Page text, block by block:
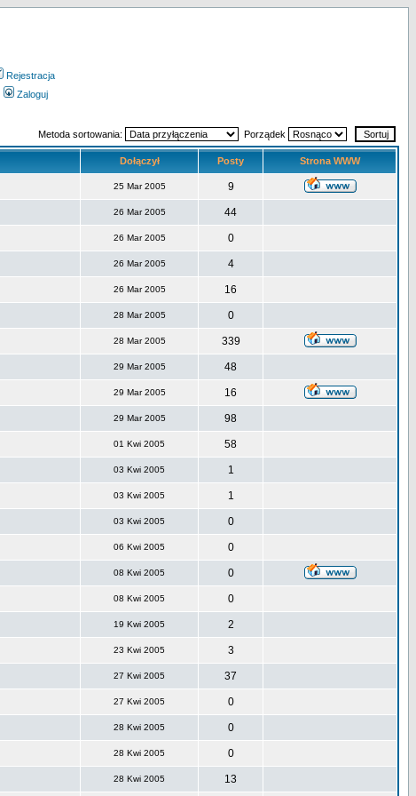
Rejestracja
Zaloguj
Metoda sortowania: Porządek
Dołączył Posty Strona WWW
25 Mar 2005 9
26 Mar 2005 44
26 Mar 2005 0
26 Mar 2005 4
26 Mar 2005 16
28 Mar 2005 0
28 Mar 2005 339
29 Mar 2005 48
29 Mar 2005 16
29 Mar 2005 98
01 Kwi 2005 58
03 Kwi 2005 1
03 Kwi 2005 1
03 Kwi 2005 0
06 Kwi 2005 0
08 Kwi 2005 0
08 Kwi 2005 0
19 Kwi 2005 2
23 Kwi 2005 3
27 Kwi 2005 37
27 Kwi 2005 0
28 Kwi 2005 0
28 Kwi 2005 0
28 Kwi 2005 13